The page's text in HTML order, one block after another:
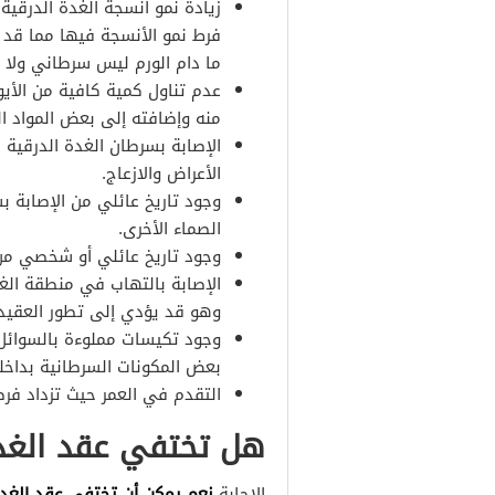
زيادة نمو أنسجة الغدة
فرط نمو الأنسجة فيها مما
ما دام الورم ليس سرطاني
عدم تناول كمية كافية من
منه وإضافته إلى بعض المواد
الإصابة بسرطان الغدة
الأعراض والازعاج.
وجود تاريخ عائلي من
الصماء الأخرى.
وجود تاريخ عائلي أو شخصي من
الإصابة بالتهاب في منطقة
وهو قد يؤدي إلى تطور
وجود تكيسات مملوءة
بعض المكونات السرطانية
التقدم في العمر حيث تزداد
هل تختفي عقد